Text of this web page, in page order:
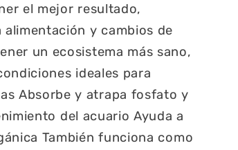
el mejor resultado,
y cambios de
un ecosistema más sano,
ideales para
Absorbe y atrapa fosfato y
del acuario Ayuda a
También funciona como